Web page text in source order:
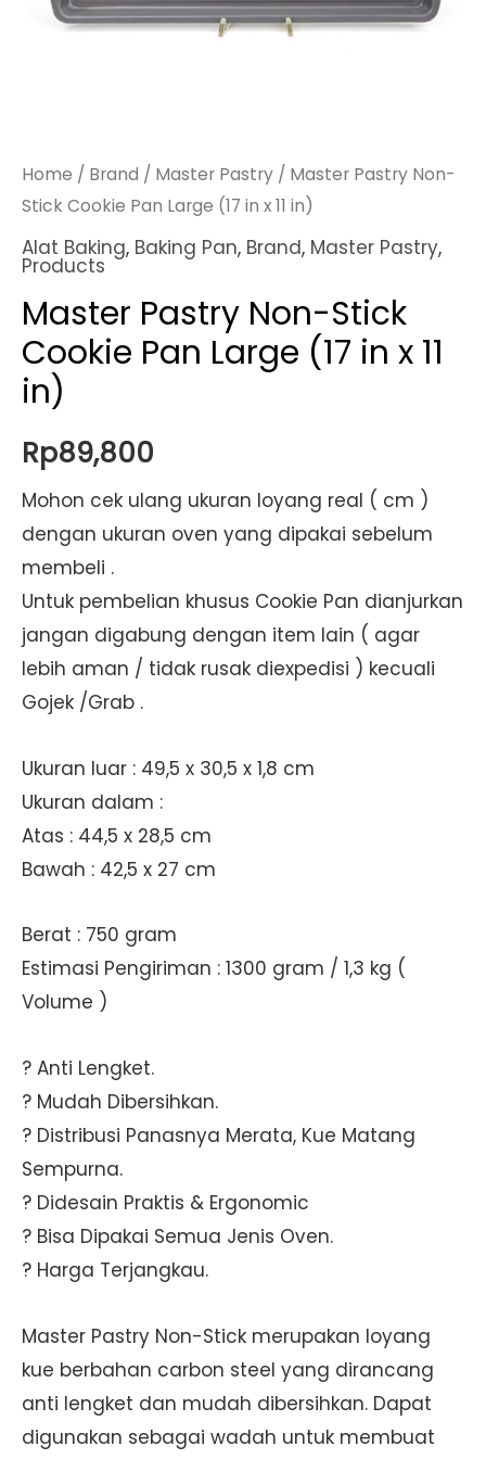
Home / Brand / Master Pastry / Master Pastry Non-
Stick Cookie Pan Large (17 in x 11 in)
Alat Baking, Baking Pan, Brand, Master Pastry,
Products
Master Pastry Non-Stick
Cookie Pan Large (17 in x 11
in)
Rp89,800
Mohon cek ulang ukuran loyang real ( cm )
dengan ukuran oven yang dipakai sebelum
membeli .
Untuk pembelian khusus Cookie Pan dianjurkan
jangan digabung dengan item lain ( agar
lebih aman / tidak rusak diexpedisi ) kecuali
Gojek /Grab .
Ukuran luar : 49,5 x 30,5 x 1,8 cm
Ukuran dalam :
Atas : 44,5 x 28,5 cm
Bawah : 42,5 x 27 cm
Berat : 750 gram
Estimasi Pengiriman : 1300 gram / 1,3 kg (
Volume )
? Anti Lengket.
? Mudah Dibersihkan.
? Distribusi Panasnya Merata, Kue Matang
Sempurna.
? Didesain Praktis & Ergonomic
? Bisa Dipakai Semua Jenis Oven.
? Harga Terjangkau.
Master Pastry Non-Stick merupakan loyang
kue berbahan carbon steel yang dirancang
anti lengket dan mudah dibersihkan. Dapat
digunakan sebagai wadah untuk membuat